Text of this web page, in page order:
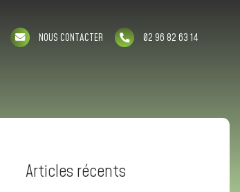
NOUS CONTACTER 02 96 82 63 14
Articles récents